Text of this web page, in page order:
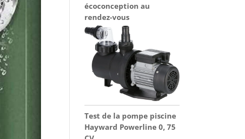
écoconception au
rendez-vous
Test de la pompe piscine
Hayward Powerline 0, 75